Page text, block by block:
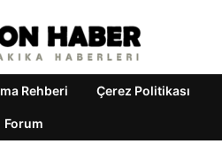
Rehberi Çerez Politikası
Forum